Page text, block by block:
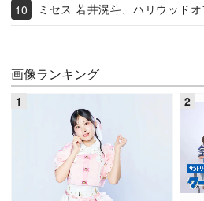
ミセス 若井滉斗、ハリウッド
画像ランキング